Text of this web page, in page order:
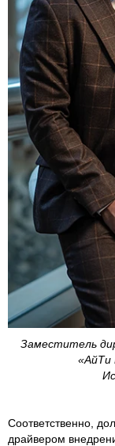
Заместитель
«АйТи
Соответственно,
драйвером